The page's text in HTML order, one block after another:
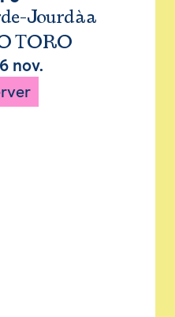
Jourdàa
TORO
nov.